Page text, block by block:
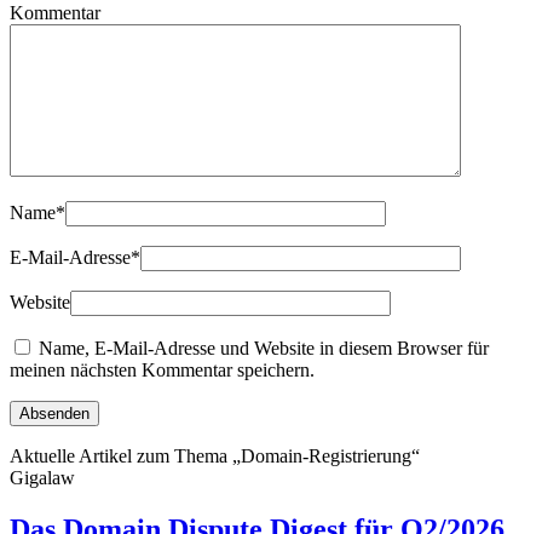
Kommentar
Name*
E-Mail-Adresse*
Website
Name, E-Mail-Adresse und Website in diesem Browser für
meinen nächsten Kommentar speichern.
Aktuelle Artikel zum Thema „Domain-Registrierung“
Gigalaw